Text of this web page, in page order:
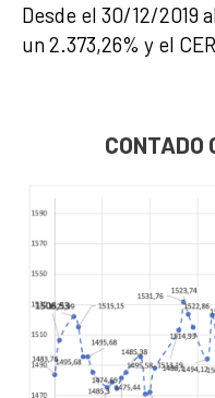
Desde el 30/12/2019
un 2.373,26% y el
CONTADO